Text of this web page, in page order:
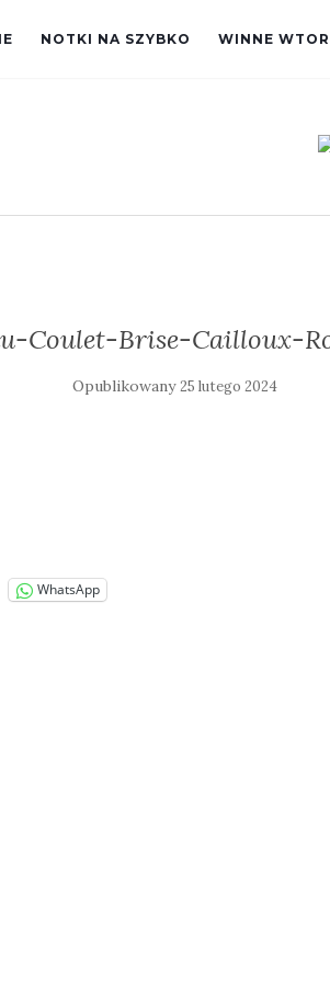
NOTKI NA SZYBKO WINNE
Coulet-Brise-Cailloux-
Opublikowany25 lutego 2024
WhatsApp